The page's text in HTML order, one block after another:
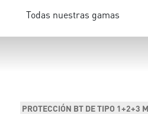
Todas nuestras gamas
PROTECCIÓN BT DE TIPO 1+2+3